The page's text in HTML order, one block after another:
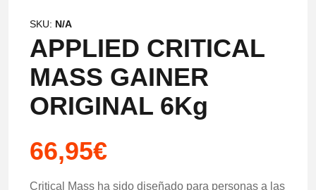
SKU: N/A
APPLIED CRITICAL
MASS GAINER
ORIGINAL 6Kg
66,95€
Critical Mass ha sido diseñado para personas a las